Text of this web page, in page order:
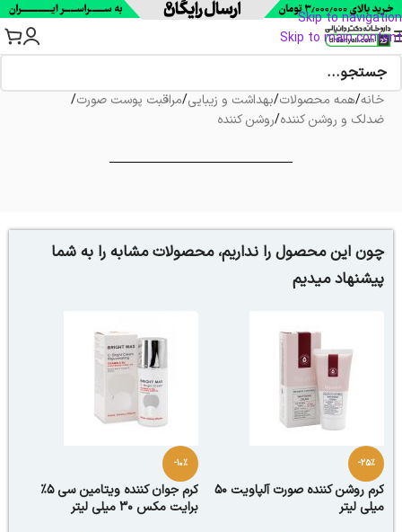
Skip to navigation
Skip to main content
خانه/همه محصولات/بهداشت و زیبایی/مراقبت پوست صورت/
ضدلک و روشن کننده/روشن کننده
چون این محصول را نداریم، محصولات مشابه را به شما
پیشنهاد میدیم
-25%
کرم روشن کننده صورت آلپاویت 50
میلی لیتر
-10%
کرم جوان کننده ویتامین سی 5٪
برایت مکس 30 میلی لیتر